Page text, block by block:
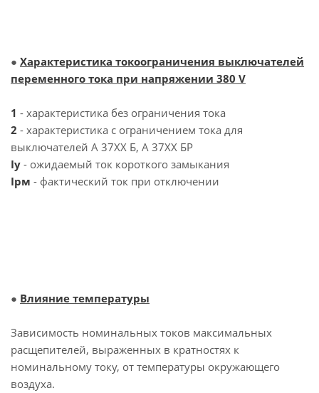
● Характеристика токоограничения выключателей
переменного тока при напряжении 380 V
1 - характеристика без ограничения тока
2 - характеристика с ограничением тока для
выключателей А 37ХХ Б, А 37ХХ БР
Iy - ожидаемый ток короткого замыкания
Iрм - фактический ток при отключении
● Влияние температуры
Зависимость номинальных токов максимальных
расщепителей, выраженных в кратностях к
номинальному току, от температуры окружающего
воздуха.